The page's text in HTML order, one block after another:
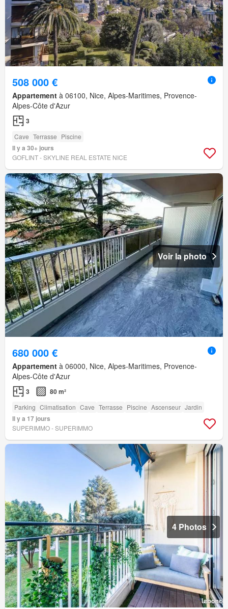
508 000 €
Appartement à 06100, Nice, Alpes-Maritimes, Provence-
Alpes-Côte d'Azur
3
Cave Terrasse Piscine
Il y a 30+ jours
GOFLINT - SKYLINE REAL ESTATE NICE
Voir la photo
680 000 €
Appartement à 06000, Nice, Alpes-Maritimes, Provence-
Alpes-Côte d'Azur
3 80 m²
Parking Climatisation Cave Terrasse Piscine Ascenseur Jardin
Il y a 17 jours
SUPERIMMO - SUPERIMMO
4 Photos